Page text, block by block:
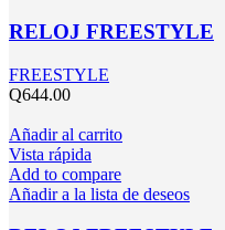
RELOJ FREESTYLE
FREESTYLE
Q644.00
Añadir al carrito
Vista rápida
Add to compare
Añadir a la lista de deseos